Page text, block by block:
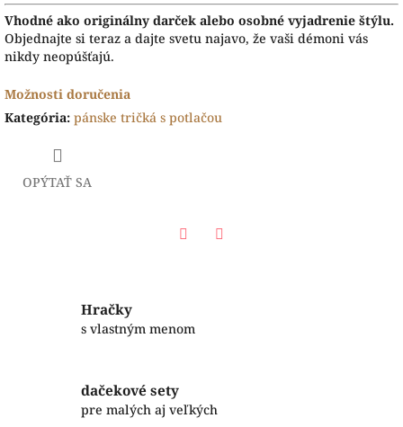
Vhodné ako originálny darček alebo osobné vyjadrenie štýlu.
Objednajte si teraz a dajte svetu najavo, že vaši démoni vás
nikdy neopúšťajú.
Možnosti doručenia
Kategória: pánske tričká s potlačou
OPÝTAŤ SA
Hračky
s vlastným menom
dačekové sety
pre malých aj veľkých